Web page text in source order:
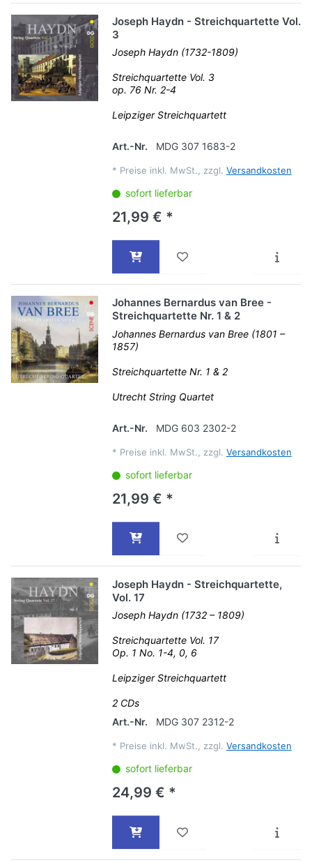
Joseph Haydn - Streichquartette Vol.
3
Joseph Haydn (1732-1809)
Streichquartette Vol. 3
op. 76 Nr. 2-4
Leipziger Streichquartett
Art.-Nr. MDG 307 1683-2
* Preise inkl. MwSt., zzgl. Versandkosten
sofort lieferbar
21,99 € *
Johannes Bernardus van Bree -
Streichquartette Nr. 1 & 2
Johannes Bernardus van Bree (1801 –
1857)
Streichquartette Nr. 1 & 2
Utrecht String Quartet
Art.-Nr. MDG 603 2302-2
* Preise inkl. MwSt., zzgl. Versandkosten
sofort lieferbar
21,99 € *
Joseph Haydn - Streichquartette,
Vol. 17
Joseph Haydn (1732 – 1809)
Streichquartette Vol. 17
Op. 1 No. 1-4, 0, 6
Leipziger Streichquartett
2 CDs
Art.-Nr.
MDG 307 2312-2
* Preise inkl. MwSt., zzgl. Versandkosten
sofort lieferbar
24,99 € *